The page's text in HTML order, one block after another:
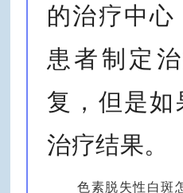
的治疗中
患者制定
复，但是
治疗结果。
色素脱失性白斑